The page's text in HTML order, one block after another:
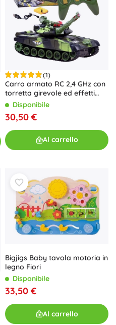
(1)
Carro armato RC 2,4 GHz con
torretta girevole ed effetti
luminosi – Verde
Disponibile
30,50 €
Al carrello
Bigjigs Baby tavola motoria in
legno Fiori
Disponibile
33,50 €
Al carrello